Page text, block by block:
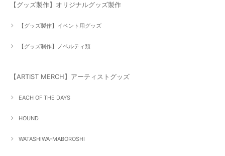
【グッズ製作】オリジナルグッズ製作
【グッズ製作】イベント用グッズ
【グッズ制作】ノベルティ類
【ARTIST MERCH】アーティストグッズ
EACH OF THE DAYS
HOUND
WATASHIWA-MABOROSHI